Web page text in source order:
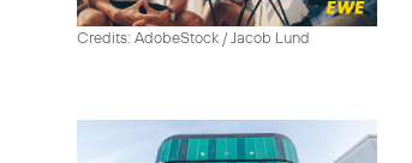
Credits: AdobeStock / Jacob Lund